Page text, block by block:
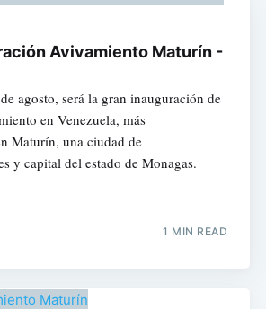
Avivamiento Maturín -
agosto, será la gran inauguración de
en Venezuela, más
Maturín, una ciudad de
y capital del estado de Monagas.
1 MIN READ